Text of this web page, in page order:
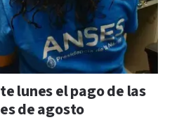
lunes el pago de las
de agosto